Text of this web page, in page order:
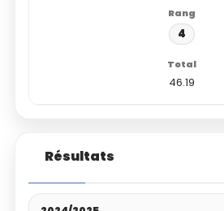
4
46.19
Résultats